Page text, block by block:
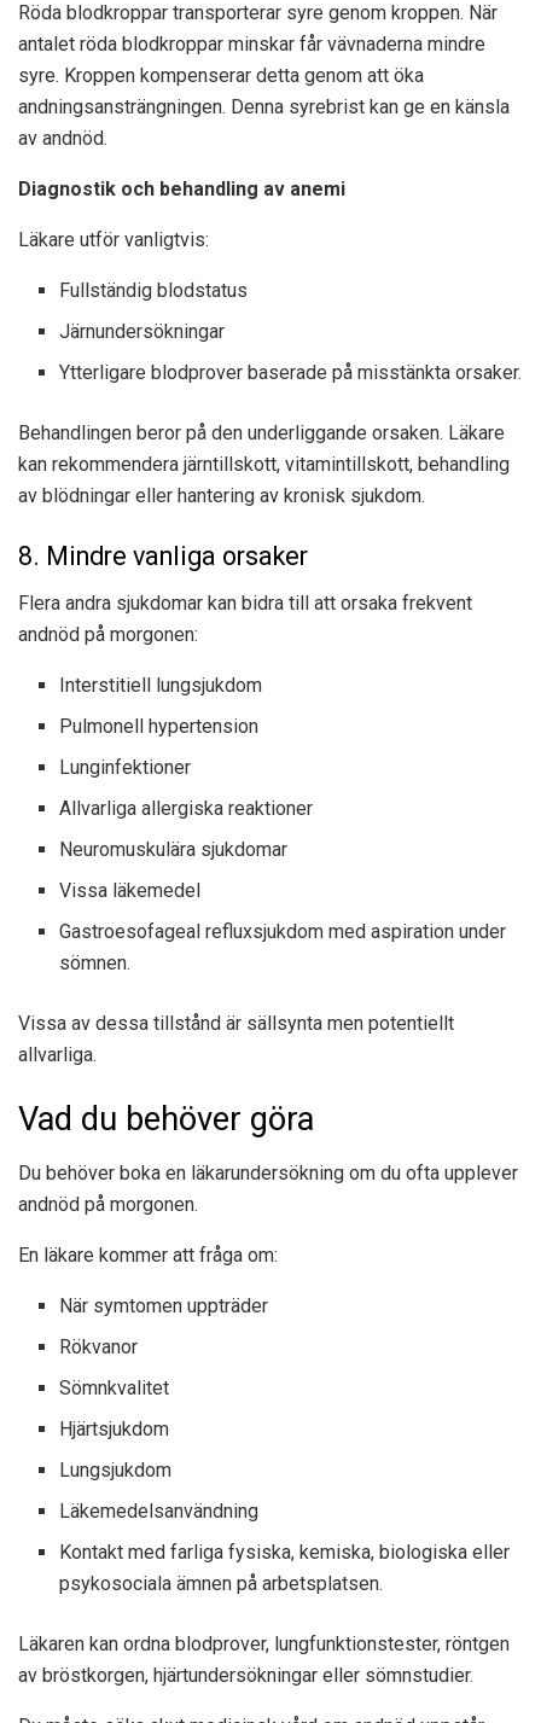
Röda blodkroppar transporterar syre genom kroppen. När
antalet röda blodkroppar minskar får vävnaderna mindre
syre. Kroppen kompenserar detta genom att öka
andningsansträngningen. Denna syrebrist kan ge en känsla
av andnöd.
Diagnostik och behandling av anemi
Läkare utför vanligtvis:
Fullständig blodstatus
Järnundersökningar
Ytterligare blodprover baserade på misstänkta orsaker.
Behandlingen beror på den underliggande orsaken. Läkare
kan rekommendera järntillskott, vitamintillskott, behandling
av blödningar eller hantering av kronisk sjukdom.
8. Mindre vanliga orsaker
Flera andra sjukdomar kan bidra till att orsaka frekvent
andnöd på morgonen:
Interstitiell lungsjukdom
Pulmonell hypertension
Lunginfektioner
Allvarliga allergiska reaktioner
Neuromuskulära sjukdomar
Vissa läkemedel
Gastroesofageal refluxsjukdom med aspiration under
sömnen.
Vissa av dessa tillstånd är sällsynta men potentiellt
allvarliga.
Vad du behöver göra
Du behöver boka en läkarundersökning om du ofta upplever
andnöd på morgonen.
En läkare kommer att fråga om:
När symtomen uppträder
Rökvanor
Sömnkvalitet
Hjärtsjukdom
Lungsjukdom
Läkemedelsanvändning
Kontakt med farliga fysiska, kemiska, biologiska eller
psykosociala ämnen på arbetsplatsen.
Läkaren kan ordna blodprover, lungfunktionstester, röntgen
av bröstkorgen, hjärtundersökningar eller sömnstudier.